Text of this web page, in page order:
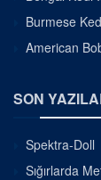
Burmese
American
SON
Spektra-Doll
Sığırlarda